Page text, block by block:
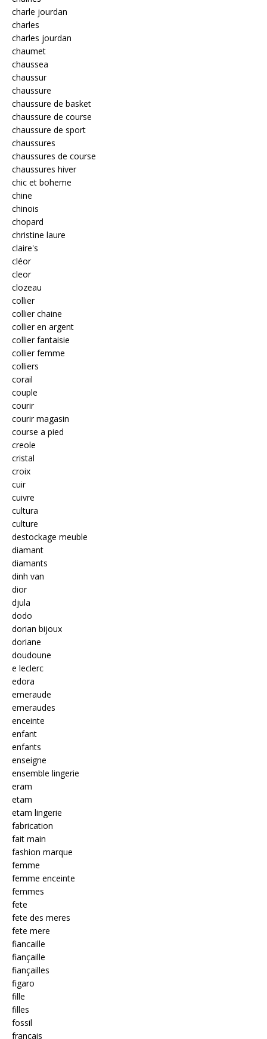
charle jourdan
charles
charles jourdan
chaumet
chaussea
chaussur
chaussure
chaussure de basket
chaussure de course
chaussure de sport
chaussures
chaussures de course
chaussures hiver
chic et boheme
chine
chinois
chopard
christine laure
claire's
cléor
cleor
clozeau
collier
collier chaine
collier en argent
collier fantaisie
collier femme
colliers
corail
couple
courir
courir magasin
course a pied
creole
cristal
croix
cuir
cuivre
cultura
culture
destockage meuble
diamant
diamants
dinh van
dior
djula
dodo
dorian bijoux
doriane
doudoune
e leclerc
edora
emeraude
emeraudes
enceinte
enfant
enfants
enseigne
ensemble lingerie
eram
etam
etam lingerie
fabrication
fait main
fashion marque
femme
femme enceinte
femmes
fete
fete des meres
fete mere
fiancaille
fiançaille
fiançailles
figaro
fille
filles
fossil
francais